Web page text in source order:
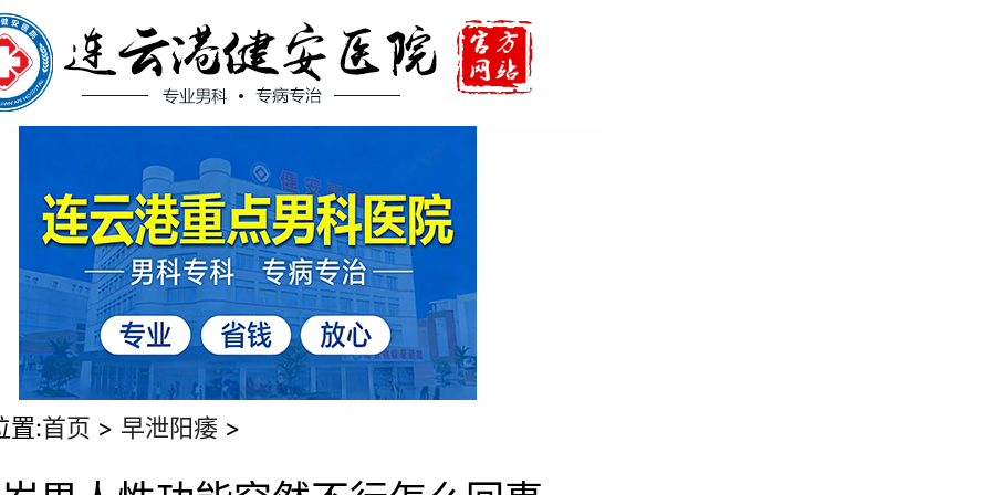
置:首页 > 早泄阳痿 >